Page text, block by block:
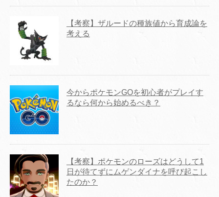
【考察】ザルードの種族値から育成論を
考える
今からポケモンGOを初心者がプレイす
るなら何から始めるべき？
【考察】ポケモンのローズはどうして1
日が待てずにムゲンダイナを呼び起こし
たのか？